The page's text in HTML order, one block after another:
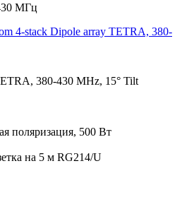
МГц
380-430 MHz, 15° Tilt
поляризация, 500 Вт
на 5 м RG214/U